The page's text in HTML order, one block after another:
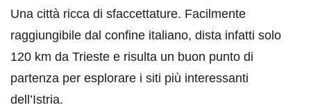
Una città ricca di sfaccettature. Facilmente
raggiungibile dal confine italiano, dista infatti solo
120 km da Trieste e risulta un buon punto di
partenza per esplorare i siti più interessanti
dell’Istria.